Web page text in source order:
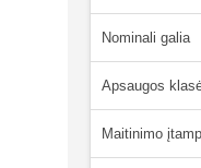
Nominali galia
Apsaugos
Maitinimo